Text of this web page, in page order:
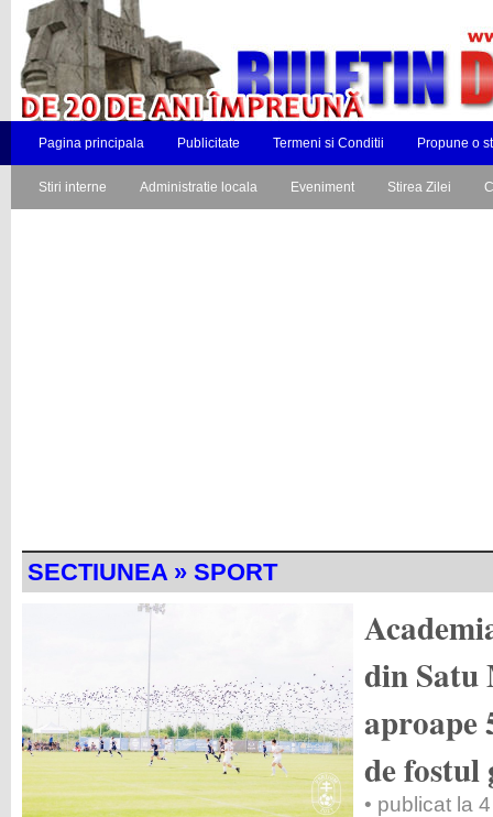
Pagina principala Publicitate Termeni si Conditii Propune o
Stiri interne Administratie locala Eveniment Stirea Zilei
SECTIUNEA » SPORT
din Satu
aproape
de
• publicat la